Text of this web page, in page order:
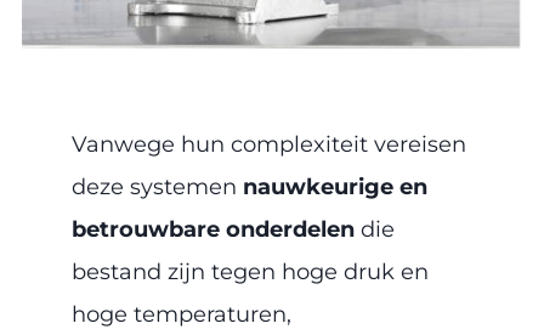
Vanwege hun complexiteit vereisen
deze systemen nauwkeurige en
betrouwbare onderdelen die
bestand zijn tegen hoge druk en
hoge temperaturen,